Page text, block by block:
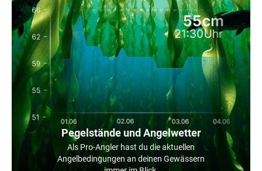
Pegelstände und Angelwetter
Als Pro-Angler hast du die aktuellen
Angelbedingungen an deinen Gewässern